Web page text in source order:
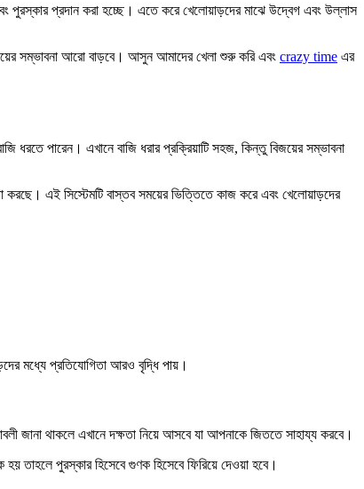
পুরস্কার প্রদান করা হচ্ছে। এতে করে খেলোয়াড়দের মাঝে উদ্বেগ এবং উল্লাস
সম্ভাবনা আরো বাড়বে। আসুন আমাদের খেলা শুরু করি এবং crazy time এর
পারেন। এখানে বাজি ধরার প্রক্রিয়াটি সহজ, কিন্তু বিজয়ের সম্ভাবনা
করছে। এই সিস্টেমটি বাস্তব সময়ের ভিত্তিতে কাজ করে এবং খেলোয়াড়দের
মধ্যে প্রতিযোগিতা আরও বৃদ্ধি পায়।
জানা থাকলে এখানে দক্ষতা নিয়ে আসবে যা আপনাকে জিততে সাহায্য করবে।
তাহলে পুরস্কার হিসেবে গুণক হিসেবে ফিরিয়ে দেওয়া হবে।